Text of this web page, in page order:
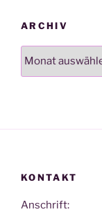
ARCHIV
Archiv
KONTAKT
Anschrift: